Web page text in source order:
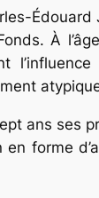
À
ans ses
forme